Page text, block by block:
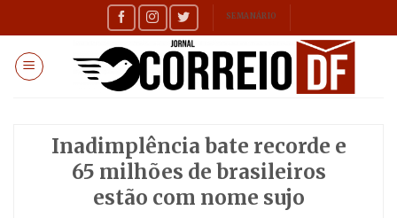
to
content
SEMANÁRIO
Inadimplência bate recorde e
65 milhões de brasileiros
estão com nome sujo